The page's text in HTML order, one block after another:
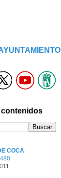
contenidos
COCA